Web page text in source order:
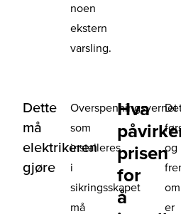
noen
ekstern
varsling.
Dette
må
elektrikeren
gjøre
Overspenningsvernet
som
installeres
i
sikringsskapet
må
Hva
prisen
for
å
og
er